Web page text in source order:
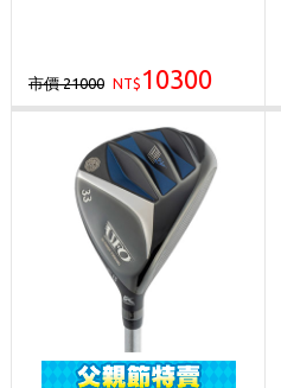
市價 21000 NT$ 10300